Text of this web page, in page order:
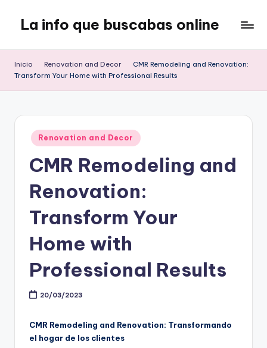
contenido
La info que buscabas online
para
Inicio Renovation and Decor
CMR Remodeling and Renovation:
Transform Your Home with Professional Results
Publicado
en
Renovation and Decor
CMR Remodeling and
Renovation:
Transform Your
Home with
Professional Results
20/03/2023
CMR Remodeling and Renovation: Transformando
el hogar de los clientes